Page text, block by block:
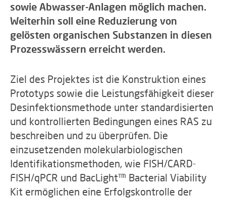
sowie Abwasser-Anlagen möglich machen.
Weiterhin soll eine Reduzierung von
gelösten organischen Substanzen in diesen
Prozesswässern erreicht werden.
Ziel des Projektes ist die Konstruktion eines
Prototyps sowie die Leistungsfähigkeit dieser
Desinfektionsmethode unter standardisierten
und kontrollierten Bedingungen eines RAS zu
beschreiben und zu überprüfen. Die
einzusetzenden molekularbiologischen
Identifikationsmethoden, wie FISH/CARD-
FISH/qPCR und BacLight™ Bacterial Viability
Kit ermöglichen eine Erfolgskontrolle der